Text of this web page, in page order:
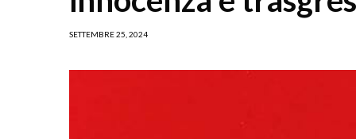
SETTEMBRE 25, 2024